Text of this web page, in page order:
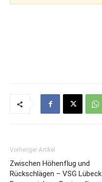
Vorheriger Artikel
Zwischen Höhenflug und
Rückschlägen – VSG Lübeck